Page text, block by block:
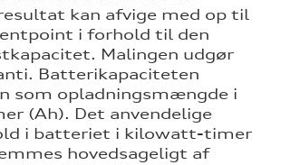
kan afvige med op til
i forhold til den
Malingen udgør
Batterikapaciteten
som opladningsmængde i
(Ah). Det anvendelige
i batteriet i kilowatt-timer
hovedsageligt af